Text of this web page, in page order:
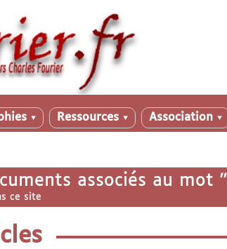
▼ Ressources ▼ Association ▼
associés au mot "
ce site